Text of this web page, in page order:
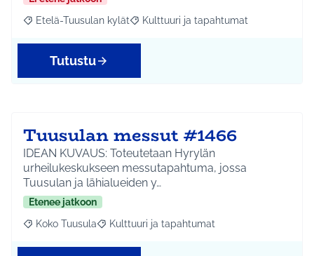
Rajaa tulokset aihepiirin mukaan: Etelä-Tuusulan kylät
Etelä-Tuusulan kylät Rajaa tulokset teeman mukaan:
Kulttuuri ja tapahtumat
Tutustu
Tuusulan messut #1466
IDEAN KUVAUS: Toteutetaan Hyrylän
urheilukeskukseen messutapahtuma, jossa
Tuusulan ja lähialueiden y…
Etenee jatkoon
Rajaa tulokset aihepiirin mukaan: Koko Tuusula
Koko Tuusula Rajaa tulokset teeman mukaan: Kulttuuri ja
Kulttuuri ja tapahtumat